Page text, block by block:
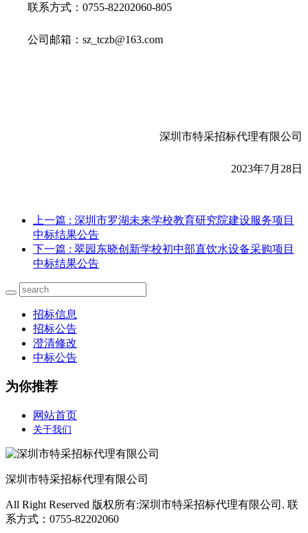
联系方式：0755-82202060-805
公司邮箱：sz_tczb@163.com
深圳市特采招标代理有限公司
2023年7月28日
上一篇 : 深圳市罗湖未来学校教育研究院建设服务项目
中标结果公告
下一篇 : 翠园东晓创新学校初中部直饮水设备采购项目
中标结果公告
招标信息
招标公告
澄清修改
中标公告
为你推荐
网站首页
关于我们
深圳市特采招标代理有限公司
All Right Reserved 版权所有:深圳市特采招标代理有限公司. 联
系方式：0755-82202060